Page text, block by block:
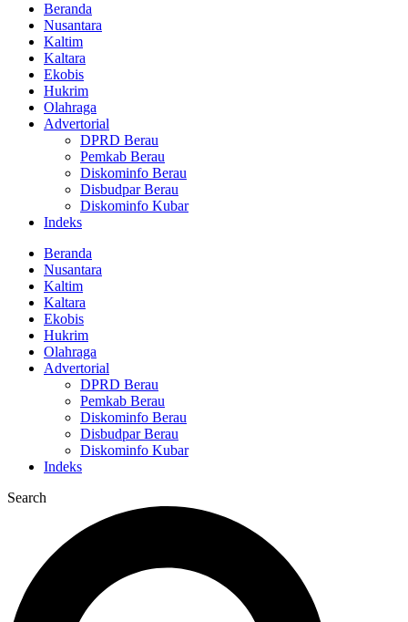
Beranda
Nusantara
Kaltim
Kaltara
Ekobis
Hukrim
Olahraga
Advertorial
DPRD Berau
Pemkab Berau
Diskominfo Berau
Disbudpar Berau
Diskominfo Kubar
Indeks
Beranda
Nusantara
Kaltim
Kaltara
Ekobis
Hukrim
Olahraga
Advertorial
DPRD Berau
Pemkab Berau
Diskominfo Berau
Disbudpar Berau
Diskominfo Kubar
Indeks
Search